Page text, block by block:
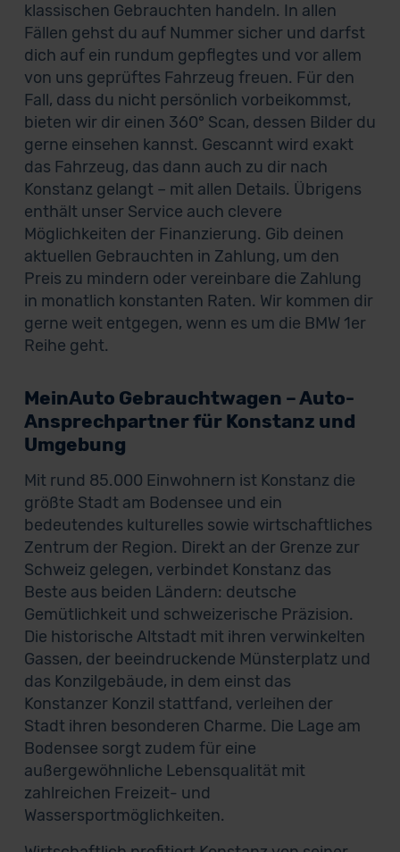
klassischen Gebrauchten handeln. In allen
Fällen gehst du auf Nummer sicher und darfst
dich auf ein rundum gepflegtes und vor allem
von uns geprüftes Fahrzeug freuen. Für den
Fall, dass du nicht persönlich vorbeikommst,
bieten wir dir einen 360° Scan, dessen Bilder du
gerne einsehen kannst. Gescannt wird exakt
das Fahrzeug, das dann auch zu dir nach
Konstanz gelangt – mit allen Details. Übrigens
enthält unser Service auch clevere
Möglichkeiten der Finanzierung. Gib deinen
aktuellen Gebrauchten in Zahlung, um den
Preis zu mindern oder vereinbare die Zahlung
in monatlich konstanten Raten. Wir kommen dir
gerne weit entgegen, wenn es um die BMW 1er
Reihe geht.
MeinAuto Gebrauchtwagen – Auto-
Ansprechpartner für Konstanz und
Umgebung
Mit rund 85.000 Einwohnern ist Konstanz die
größte Stadt am Bodensee und ein
bedeutendes kulturelles sowie wirtschaftliches
Zentrum der Region. Direkt an der Grenze zur
Schweiz gelegen, verbindet Konstanz das
Beste aus beiden Ländern: deutsche
Gemütlichkeit und schweizerische Präzision.
Die historische Altstadt mit ihren verwinkelten
Gassen, der beeindruckende Münsterplatz und
das Konzilgebäude, in dem einst das
Konstanzer Konzil stattfand, verleihen der
Stadt ihren besonderen Charme. Die Lage am
Bodensee sorgt zudem für eine
außergewöhnliche Lebensqualität mit
zahlreichen Freizeit- und
Wassersportmöglichkeiten.